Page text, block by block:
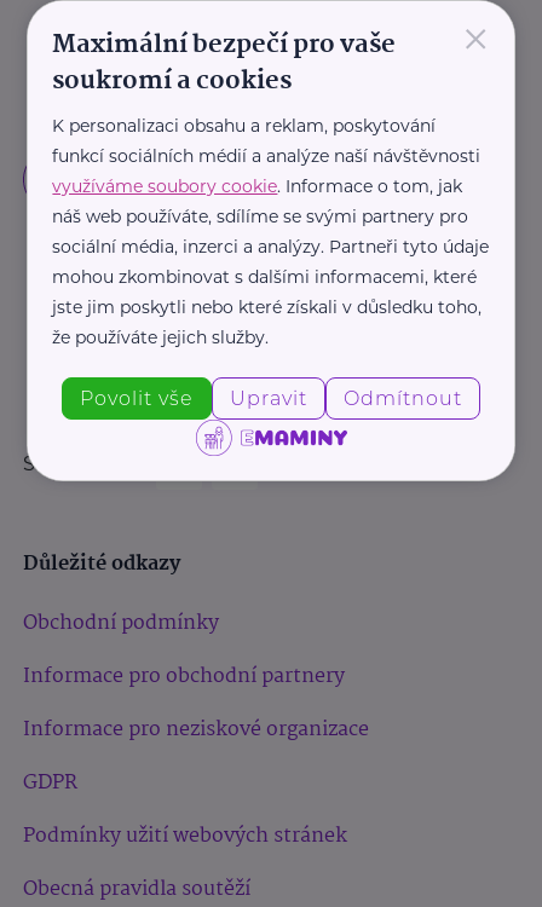
Sledujte nás:
Důležité odkazy
Obchodní podmínky
Informace pro obchodní partnery
Informace pro neziskové organizace
GDPR
Podmínky užití webových stránek
Obecná pravidla soutěží
×
Maximální bezpečí pro vaše
soukromí a cookies
K personalizaci obsahu a reklam, poskytování
funkcí sociálních médií a analýze naší návštěvnosti
využíváme soubory cookie. Informace o tom, jak
náš web používáte, sdílíme se svými partnery pro
sociální média, inzerci a analýzy. Partneři tyto údaje
mohou zkombinovat s dalšími informacemi, které
jste jim poskytli nebo které získali v důsledku toho,
že používáte jejich služby.
Povolit vše Upravit Odmítnout